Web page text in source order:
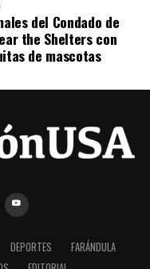
del Condado de
the Shelters con
de mascotas
DEPORTES
FARÁNDULA